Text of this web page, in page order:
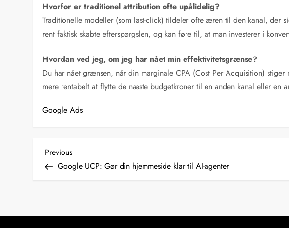
Hvorfor er traditionel attribution ofte upålidelig?
Traditionelle modeller (som last-click) tildeler ofte æren til den kanal, der
rent faktisk skabte efterspørgslen, og kan føre til, at man investerer i
Hvordan ved jeg, om jeg har nået min effektivitetsgrænse?
Du har nået grænsen, når din marginale CPA (Cost Per Acquisition)
mere rentabelt at flytte de næste budgetkroner til en anden kanal eller en
Google Ads
I
l
Previous
Post
Previous
Google UCP: Gør din hjemmeside klar til AI-agenter